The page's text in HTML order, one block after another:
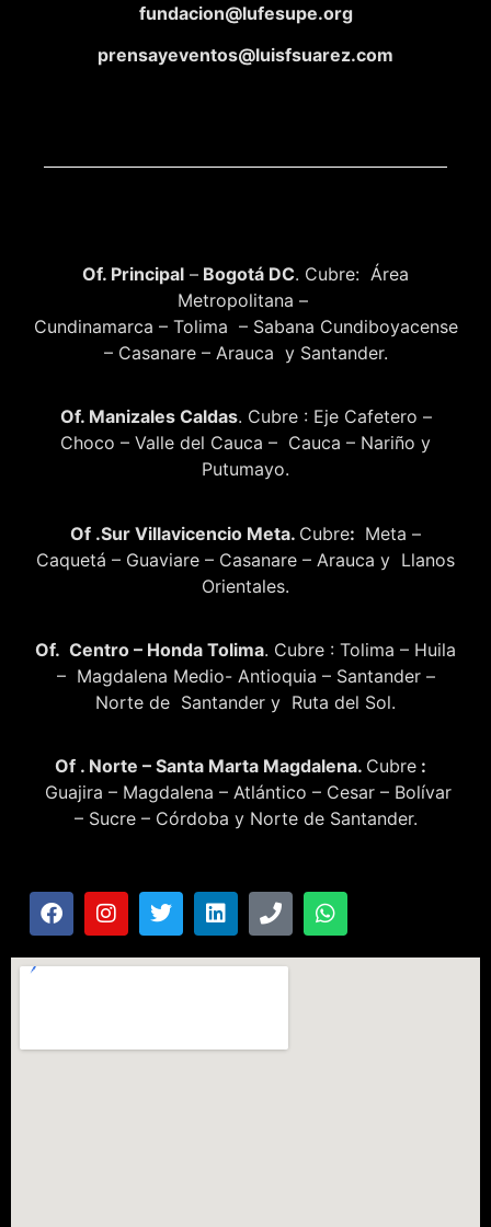
fundacion@lufesupe.org
prensayeventos@luisfsuarez.com
Of. Principal – Bogotá DC. Cubre: Área
Metropolitana –
Cundinamarca – Tolima – Sabana Cundiboyacense
– Casanare – Arauca y Santander.
Of. Manizales Caldas. Cubre : Eje Cafetero –
Choco – Valle del Cauca – Cauca – Nariño y
Putumayo.
Of .Sur Villavicencio Meta. Cubre: Meta –
Caquetá – Guaviare – Casanare – Arauca y Llanos
Orientales.
Of. Centro – Honda Tolima. Cubre : Tolima – Huila
– Magdalena Medio- Antioquia – Santander –
Norte de Santander y Ruta del Sol.
Of . Norte – Santa Marta Magdalena. Cubre :
Guajira – Magdalena – Atlántico – Cesar – Bolívar
– Sucre – Córdoba y Norte de Santander.